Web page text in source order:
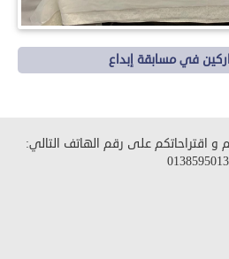
في مسابقة إبداع
و اقتراحاتكم على رقم الهاتف التالي:
0138595013